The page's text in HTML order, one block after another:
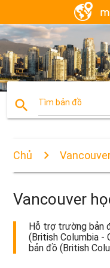
search Tìm bản đồ
Chủ
Vancouver
Hỗ trợ trường bản
(British Columbia -
bản đồ (British